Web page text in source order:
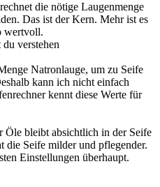
die nötige Laugenmenge
Das ist der Kern. Mehr ist es
wertvoll.
verstehen
Natronlauge, um zu Seife
kann ich nicht einfach
kennt diese Werte für
Öle bleibt absichtlich in der Seife
die Seife milder und pflegender.
Einstellungen überhaupt.